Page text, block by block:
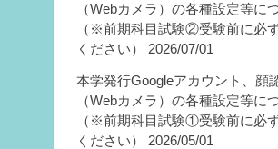
（Webカメラ）の各種設定等に
（※前期科目試験②受験前に必
ください）
2026/07/01
本学発行Googleアカウント、顔
（Webカメラ）の各種設定等に
（※前期科目試験①受験前に必
ください）
2026/05/01